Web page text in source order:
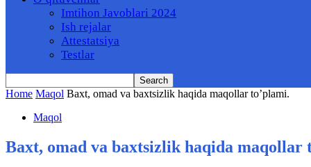
Imtihon Javoblari 2024
Ish rejalar
Attestatsiya
Testlar
Home Maqol Baxt, omad va baxtsizlik haqida maqollar to’plami.
Maqol
Baxt, omad va baxtsizlik haqida maqollar